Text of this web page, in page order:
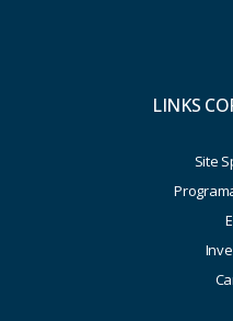
LINKS
Site